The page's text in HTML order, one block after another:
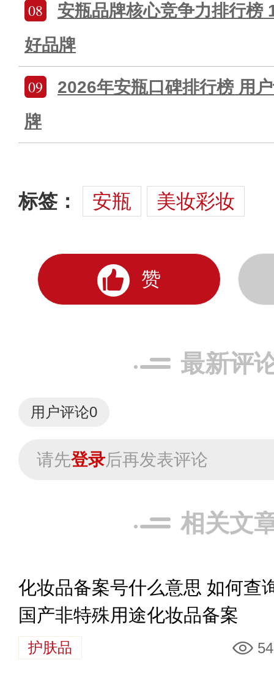
08
安瓶品牌核心竞争力排行榜
好品牌
09
2026年安瓶口碑排行榜 用
牌
标签： 安瓶 美妆彩妆
赞
最新评
用户评论0
请先登录后再发表评论
相关文
化妆品备案号什么意思 如何查
国产非特殊用途化妆品备案
护肤品